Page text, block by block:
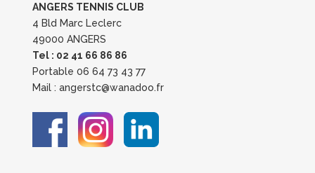
ANGERS TENNIS CLUB
4 Bld Marc Leclerc
49000 ANGERS
Tel : 02 41 66 86 86
Portable 06 64 73 43 77
Mail : angerstc@wanadoo.fr